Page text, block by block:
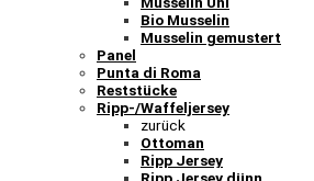
Bio Musselin
Musselin gemustert
Panel
Punta di Roma
Reststücke
Ripp-/Waffeljersey
zurück
Ottoman
Ripp Jersey